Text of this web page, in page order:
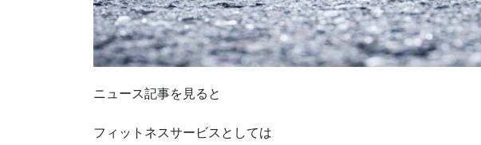
ニュース記事を見ると
フィットネスサービスとしては